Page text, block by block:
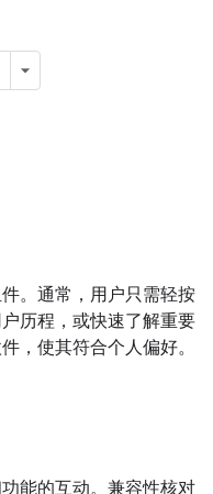
。通常，用户只需轻按
历程，或快速了解重要
，使其符合个人偏好。
能的互动。兼容性核对